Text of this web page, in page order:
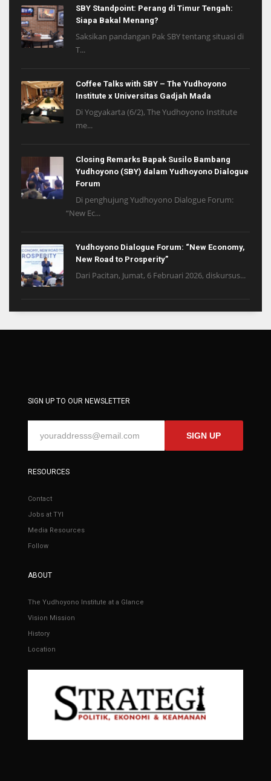
SBY Standpoint: Perang di Timur Tengah:
Siapa Bakal Menang?
Saksikan pandangan Pak SBY tentang situasi di
T...
Coffee Talks with SBY – The Yudhoyono
Institute x Universitas Gadjah Mada
Di Yogyakarta (6/2), The Yudhoyono Institute
me...
Closing Remarks Bapak Susilo Bambang
Yudhoyono (SBY) dalam Yudhoyono Dialogue
Forum
Di penghujung Yudhoyono Dialogue Forum:
“New Ec...
Yudhoyono Dialogue Forum: “New Economy,
New Road to Prosperity”
Dari Pacitan, Jumat, 6 Februari 2026, diskursus...
SIGN UP TO OUR NEWSLETTER
SIGN UP
RESOURCES
Contact
Jobs at TYI
Media Resources
Follow
ABOUT
The Yudhoyono Institute at a Glance
Vision Mission
History
Location